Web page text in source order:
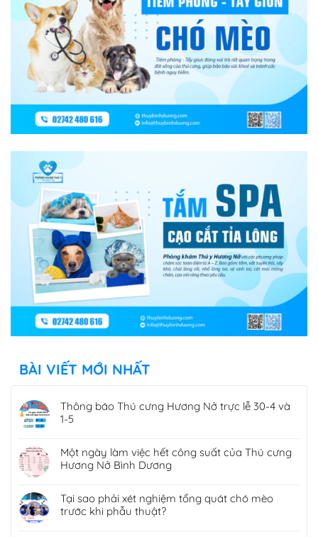
BÀI VIẾT MỚI NHẤT
Thông báo Thú cưng Hương Nở trực lễ 30-4 và
1-5
Một ngày làm việc hết công suất của Thú cưng
Hương Nở Bình Dương
Tại sao phải xét nghiệm tổng quát chó mèo
trước khi phẫu thuật?